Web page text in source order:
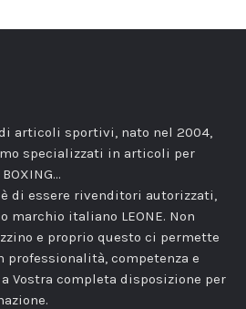
di articoli sportivi, nato nel 2004,
specializzati in articoli per
BOXING…
di essere rivenditori autorizzati,
marchio italiano LEONE. Non
e proprio questo ci permette
competenza e
Vostra completa disposizione per